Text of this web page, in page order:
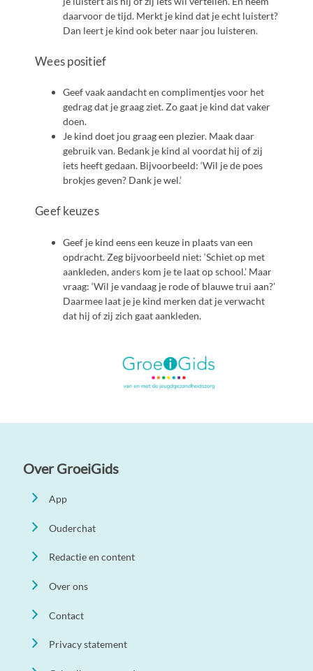
daarvoor de tijd. Merkt je kind dat je echt luistert?
Dan leert je kind ook beter naar jou luisteren.
Wees positief
Geef vaak aandacht en complimentjes voor het
gedrag dat je graag ziet. Zo gaat je kind dat vaker
doen.
Je kind doet jou graag een plezier. Maak daar
gebruik van. Bedank je kind al voordat hij of zij
iets heeft gedaan. Bijvoorbeeld: ‘Wil je de poes
brokjes geven? Dank je wel.’
Geef keuzes
Geef je kind eens een keuze in plaats van een
opdracht. Zeg bijvoorbeeld niet: ‘Schiet op met
aankleden, anders kom je te laat op school.’ Maar
vraag: ‘Wil je vandaag je rode of blauwe trui aan?’
Daarmee laat je je kind merken dat je verwacht
dat hij of zij zich gaat aankleden.
Over GroeiGids
App
Ouderchat
Redactie en content
Over ons
Contact
Privacy statement